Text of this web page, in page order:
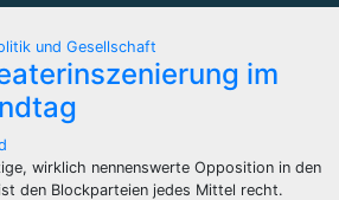
und Gesellschaft
im
wirklich nennenswerte Opposition in den
den Blockparteien jedes Mittel recht.